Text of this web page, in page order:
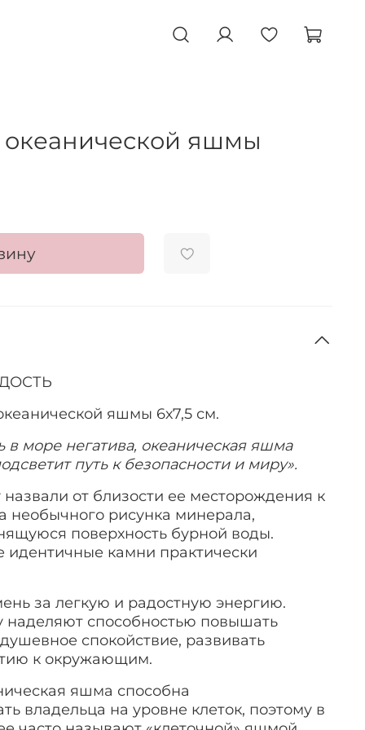
океанической яшмы
яшмы 6х7,5 см.
в море негатива, океаническая яшма
путь к безопасности и миру».
от близости ее месторождения к
необычного рисунка минерала,
поверхность бурной воды.
идентичные камни практически
за легкую и радостную энергию.
способностью повышать
спокойствие, развивать
к окружающим.
яшма способна
владельца на уровне клеток, поэтому в